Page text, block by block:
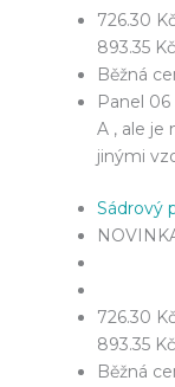
726.30 Kč
893.35 Kč
Běžná
Panel
A , ale je
jinými
Sádrový
726.30 Kč
893.35 Kč
Běžná